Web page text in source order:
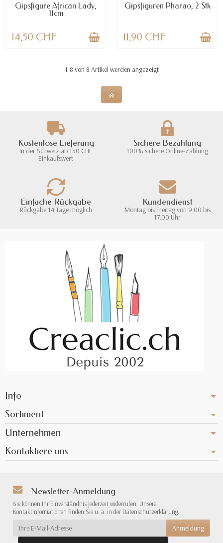
Gipsfigure African Lady,
11cm
14,50 CHF
Gipsfiguren Pharao, 2 Stk
11,90 CHF
1-8 von 8 Artikel werden angezeigt
Kostenlose Lieferung
In der Schweiz ab 150 CHF
Einkaufswert
Sichere Bezahlung
100% sichere Online-Zahlung
Einfache Rückgabe
Rückgabe 14 Tage möglich
Kundendienst
Montag bis Freitag von 9.00 bis
17.00 Uhr
Info
Sortiment
Unternehmen
Kontaktiere uns
Newsletter-Anmeldung
Sie können Ihr Einverständnis jederzeit widerrufen. Unsere
Kontaktinformationen finden Sie u. a. in der Datenschutzerklärung.